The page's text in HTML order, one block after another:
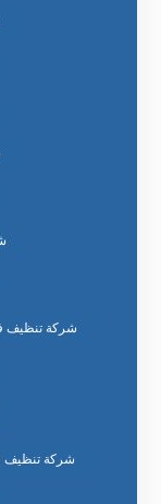
شركة تنظيف
شركة تنظيف